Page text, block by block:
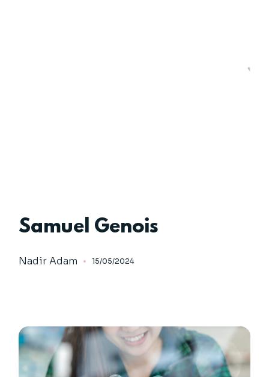
Samuel Genois
Nadir Adam 15/05/2024